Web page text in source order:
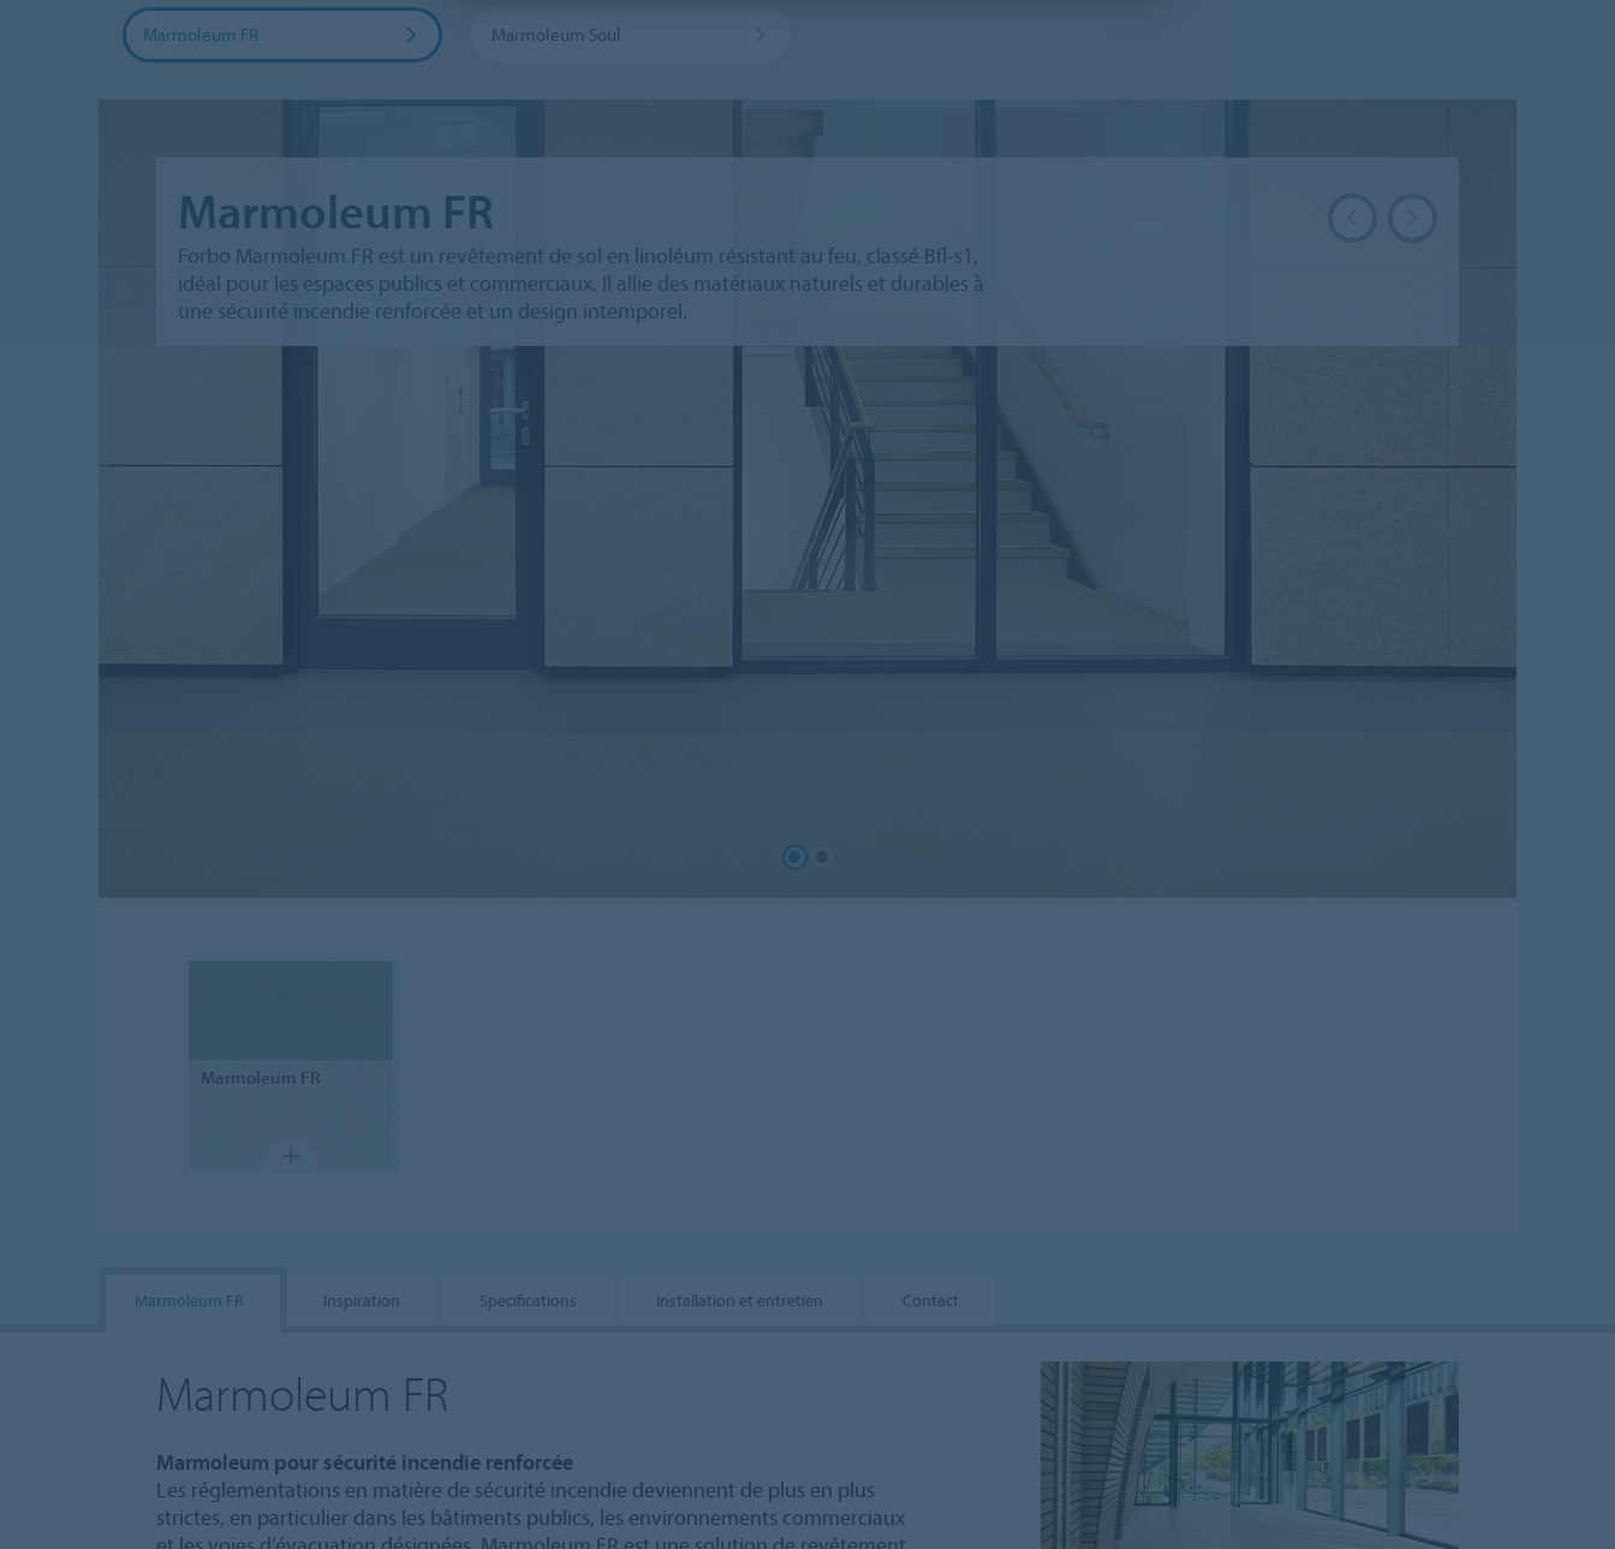
Marmoleum FR Marmoleum Soul
Marmoleum FR
Forbo Marmoleum FR est un revêtement de sol en linoléum résistant au feu, classé Bfl-s1,
idéal pour les espaces publics et commerciaux. Il allie des matériaux naturels et durables à
une sécurité incendie renforcée et un design intemporel.
Marmoleum FR
Marmoleum FR Inspiration Specifications Installation et entretien Contact
Marmoleum FR
Marmoleum pour sécurité incendie renforcée
Les réglementations en matière de sécurité incendie deviennent de plus en plus
strictes, en particulier dans les bâtiments publics, les environnements commerciaux